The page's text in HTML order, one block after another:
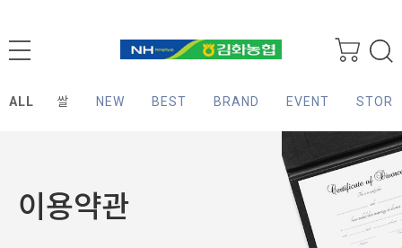
ALL 쌀 NEW BEST BRAND EVENT STORY
이용약관